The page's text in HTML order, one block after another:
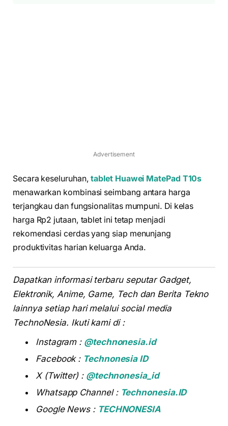
Advertisement
Secara keseluruhan,tablet Huawei MatePad T10s
menawarkan kombinasi seimbang antara harga
terjangkau dan fungsionalitas mumpuni. Di kelas
harga Rp2 jutaan, tablet ini tetap menjadi
rekomendasi cerdas yang siap menunjang
produktivitas harian keluarga Anda.
Dapatkan informasi terbaru seputar Gadget,
Elektronik, Anime, Game, Tech dan Berita Tekno
lainnya setiap hari melalui social media
TechnoNesia. Ikuti kami di :
Instagram : @technonesia.id
Facebook : Technonesia ID
X (Twitter) : @technonesia_id
Whatsapp Channel : Technonesia.ID
Google News : TECHNONESIA